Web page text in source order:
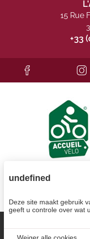
15 Rue
+33
Each BWH℠ Hotels
bestwestern.fr
Site map
undefined
Deze site maakt gebruik
geeft u controle over wat